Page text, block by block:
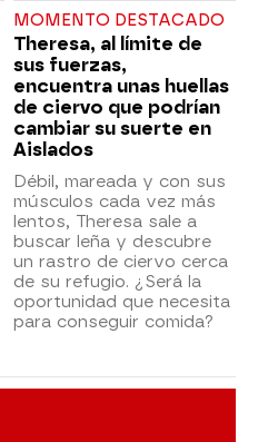
MOMENTO DESTACADO
Theresa, al límite de
sus fuerzas,
encuentra unas huellas
de ciervo que podrían
cambiar su suerte en
Aislados
Débil, mareada y con sus
músculos cada vez más
lentos, Theresa sale a
buscar leña y descubre
un rastro de ciervo cerca
de su refugio. ¿Será la
oportunidad que necesita
para conseguir comida?